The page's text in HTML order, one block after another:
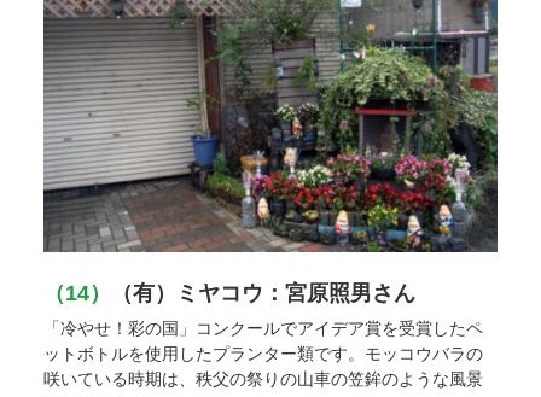
（14） （有）ミヤコウ：宮原照男さん
「冷やせ！彩の国」コンクールでアイデア賞を受賞したペ
ットボトルを使用したプランター類です。モッコウバラの
咲いている時期は、秩父の祭りの山車の笠鉾のような風景